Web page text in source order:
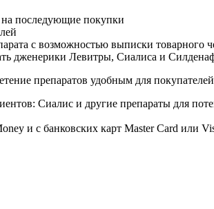
на последующие покупки
с возможностью выписки товарного
дженерики Левитры, Сиалиса и
препаратов удобным для покупателей
Сиалис и другие препараты для
и с банковских карт Master Card или